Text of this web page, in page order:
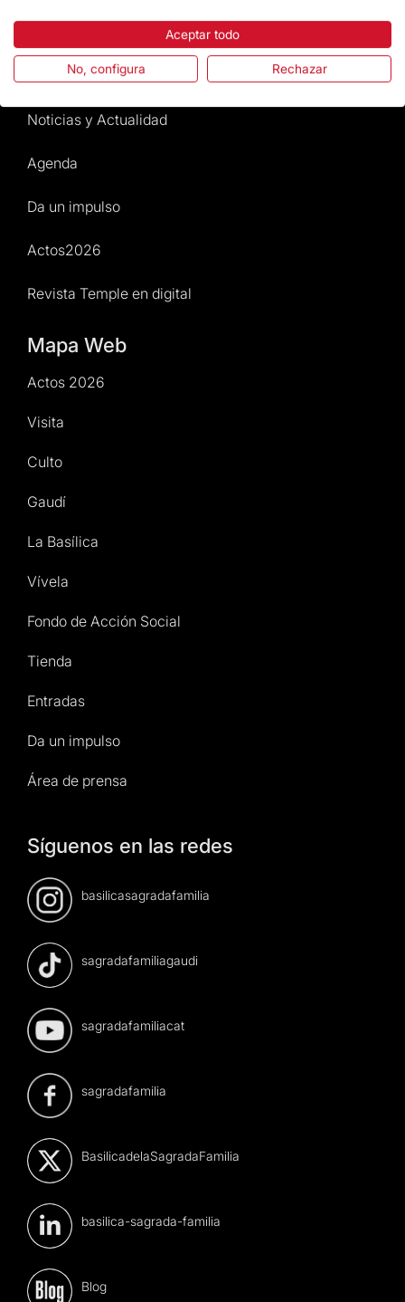
Normativa y condiciones de compra
Noticias y Actualidad
Agenda
Da un impulso
Actos2026
Revista Temple en digital
Mapa Web
Actos 2026
Visita
Culto
Gaudí
La Basílica
Vívela
Fondo de Acción Social
Tienda
Entradas
Da un impulso
Área de prensa
Síguenos en las redes
basilicasagradafamilia
sagradafamiliagaudi
sagradafamiliacat
sagradafamilia
BasilicadelaSagradaFamilia
basilica-sagrada-familia
Blog
Aceptar todo
No, configura Rechazar